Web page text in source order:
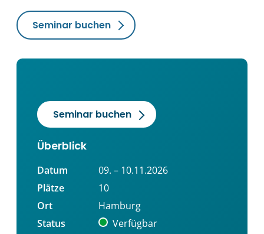
Seminar buchen
Seminar buchen
Überblick
Datum
09. – 10.11.2026
Plätze
10
Ort
Hamburg
Status
Verfügbar